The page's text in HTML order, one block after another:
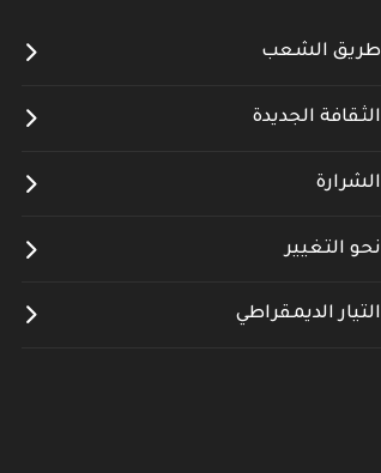
طريق الشعب
الثقافة الجديدة
الشرارة
نحو التغيير
التيار الديمقراطي